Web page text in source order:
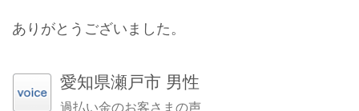
ありがとうございました。
愛知県瀬戸市 男性
過払い金のお客さまの声